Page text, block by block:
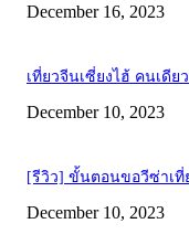
December 16, 2023
เที่ยวจีนเซี่ยงไฮ้ คนเดีย
December 10, 2023
[รีวิว] ขั้นตอนขอวีซ่าเที่
December 10, 2023